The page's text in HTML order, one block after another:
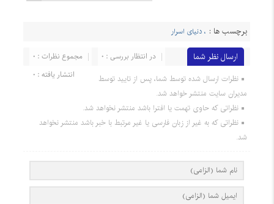
برچسب ها : ، دنیای اسرار
ارسال نظر شما مجموع نظرات : 0
در انتظار بررسی : 0
انتشار یافته : 0
نظرات ارسال شده توسط شما، پس از تایید توسط
مدیران سایت منتشر خواهد شد.
نظراتی که حاوی تهمت یا افترا باشد منتشر نخواهد شد.
نظراتی که به غیر از زبان فارسی یا غیر مرتبط با خبر باشد منتشر نخواهد
شد.